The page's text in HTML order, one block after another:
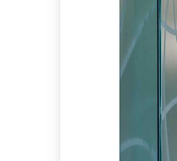
È possibile
Sì, sono disponibili servizi aggiuntivi
La Romantic
Sì, è possibile usufruire della
Sono ammessi